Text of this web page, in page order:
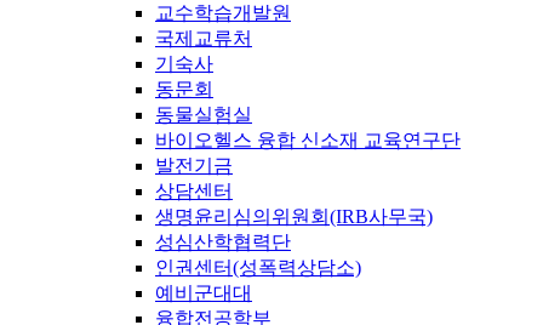
교수학습개발원
국제교류처
기숙사
동문회
동물실험실
바이오헬스 융합 신소재 교육연구단
발전기금
상담센터
생명윤리심의위원회(IRB사무국)
성심산학협력단
인권센터(성폭력상담소)
예비군대대
융합전공학부